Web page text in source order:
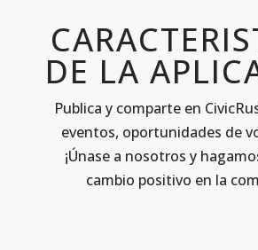
DE LA
Publica y comparte en
eventos, oportunidades de
¡Únase a nosotros y
cambio positivo en la